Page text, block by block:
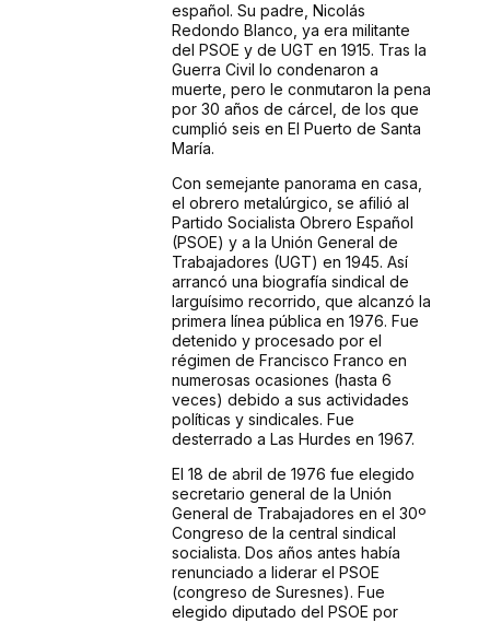
español. Su padre, Nicolás
Redondo Blanco, ya era militante
del PSOE y de UGT en 1915. Tras la
Guerra Civil lo condenaron a
muerte, pero le conmutaron la pena
por 30 años de cárcel, de los que
cumplió seis en El Puerto de Santa
María.
Con semejante panorama en casa,
el obrero metalúrgico, se afilió al
Partido Socialista Obrero Español
(PSOE) y a la Unión General de
Trabajadores (UGT) en 1945. Así
arrancó una biografía sindical de
larguísimo recorrido, que alcanzó la
primera línea pública en 1976. Fue
detenido y procesado por el
régimen de Francisco Franco en
numerosas ocasiones (hasta 6
veces) debido a sus actividades
políticas y sindicales. Fue
desterrado a Las Hurdes en 1967.
El 18 de abril de 1976 fue elegido
secretario general de la Unión
General de Trabajadores en el 30º
Congreso de la central sindical
socialista. Dos años antes había
renunciado a liderar el PSOE
(congreso de Suresnes). Fue
elegido diputado del PSOE por